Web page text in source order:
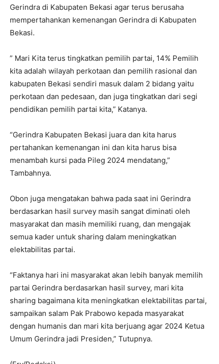
Gerindra di Kabupaten Bekasi agar terus berusaha
mempertahankan kemenangan Gerindra di Kabupaten
Bekasi.
” Mari Kita terus tingkatkan pemilih partai, 14% Pemilih
kita adalah wilayah perkotaan dan pemilih rasional dan
kabupaten Bekasi sendiri masuk dalam 2 bidang yaitu
perkotaan dan pedesaan, dan juga tingkatkan dari segi
pendidikan pemilih partai kita,” Katanya.
“Gerindra Kabupaten Bekasi juara dan kita harus
pertahankan kemenangan ini dan kita harus bisa
menambah kursi pada Pileg 2024 mendatang,”
Tambahnya.
Obon juga mengatakan bahwa pada saat ini Gerindra
berdasarkan hasil survey masih sangat diminati oleh
masyarakat dan masih memiliki ruang, dan mengajak
semua kader untuk sharing dalam meningkatkan
elektabilitas partai.
“Faktanya hari ini masyarakat akan lebih banyak memilih
partai Gerindra berdasarkan hasil survey, mari kita
sharing bagaimana kita meningkatkan elektabilitas partai,
sampaikan salam Pak Prabowo kepada masyarakat
dengan humanis dan mari kita berjuang agar 2024 Ketua
Umum Gerindra jadi Presiden,” Tutupnya.